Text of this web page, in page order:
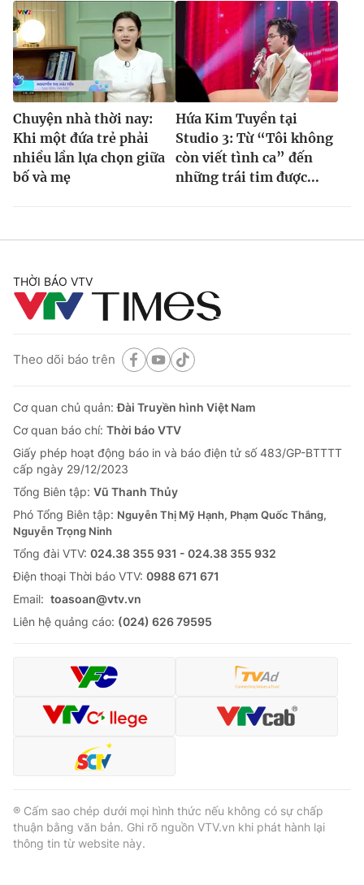
Chuyện nhà thời nay:
Khi một đứa trẻ phải
nhiều lần lựa chọn giữa
bố và mẹ
Hứa Kim Tuyền tại
Studio 3: Từ “Tôi không
còn viết tình ca” đến
những trái tim được...
THỜI BÁO VTV
Theo dõi báo trên
Cơ quan chủ quản:Đài Truyền hình Việt Nam
Cơ quan báo chí: Thời báo VTV
Giấy phép hoạt động báo in và báo điện tử số 483/GP-BTTTT
cấp ngày 29/12/2023
Tổng Biên tập: Vũ Thanh Thủy
Phó Tổng Biên tập: Nguyễn Thị Mỹ Hạnh, Phạm Quốc Thắng,
Nguyễn Trọng Ninh
Tổng đài VTV: 024.38 355 931 - 024.38 355 932
Ðiện thoại Thời báo VTV: 0988 671 671
Email: toasoan@vtv.vn
Liên hệ quảng cáo: (024) 626 79595
® Cấm sao chép dưới mọi hình thức nếu không có sự chấp
thuận bằng văn bản. Ghi rõ nguồn VTV.vn khi phát hành lại
thông tin từ website này.